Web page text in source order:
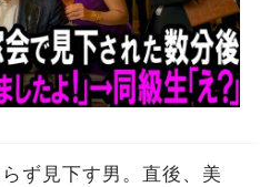
ず見下す男。直後、美